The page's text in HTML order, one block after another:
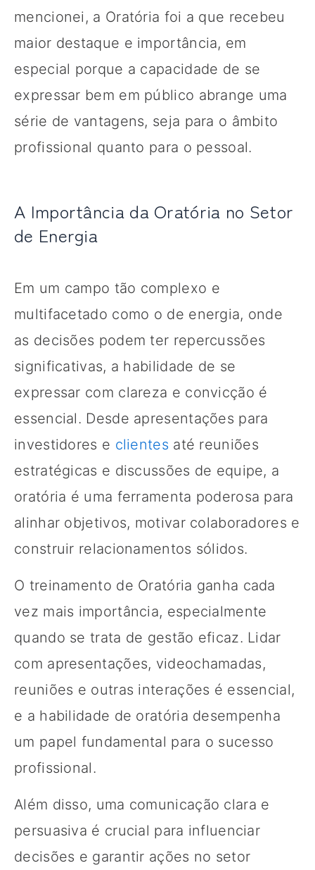
mencionei, a Oratória foi a que recebeu
maior destaque e importância, em
especial porque a capacidade de se
expressar bem em público abrange uma
série de vantagens, seja para o âmbito
profissional quanto para o pessoal.
A Importância da Oratória no Setor
de Energia
Em um campo tão complexo e
multifacetado como o de energia, onde
as decisões podem ter repercussões
significativas, a habilidade de se
expressar com clareza e convicção é
essencial. Desde apresentações para
investidores e clientes até reuniões
estratégicas e discussões de equipe, a
oratória é uma ferramenta poderosa para
alinhar objetivos, motivar colaboradores e
construir relacionamentos sólidos.
O treinamento de Oratória ganha cada
vez mais importância, especialmente
quando se trata de gestão eficaz. Lidar
com apresentações, videochamadas,
reuniões e outras interações é essencial,
e a habilidade de oratória desempenha
um papel fundamental para o sucesso
profissional.
Além disso, uma comunicação clara e
persuasiva é crucial para influenciar
decisões e garantir ações no setor